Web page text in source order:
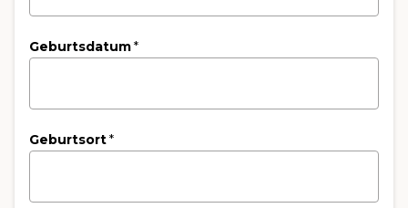
Geburtsdatum*
Geburtsort*